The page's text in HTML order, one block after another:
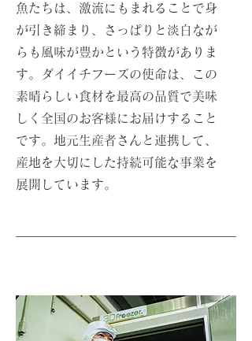
魚たちは、激流にもまれることで身
が引き締まり、さっぱりと淡白なが
らも風味が豊かという特徴がありま
す。ダイイチフーズの使命は、この
素晴らしい食材を最高の品質で美味
しく全国のお客様にお届けすること
です。地元生産者さんと連携して、
産地を大切にした持続可能な事業を
展開しています。